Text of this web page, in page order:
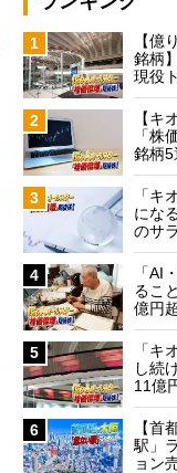
1
【億
銘柄
現役
2
【キ
「株
銘柄5
3
「キ
にな
のサ
4
「AI
るこ
億円
5
「キ
し続
11億
6
【首
駅」
ョン